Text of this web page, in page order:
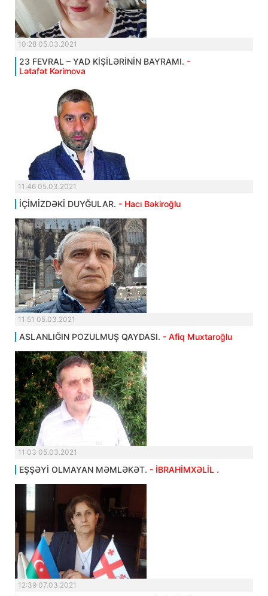
10:28 05.03.2021
23 FEVRAL – YAD KİŞİLƏRİNİN BAYRAMI. -
Lətafət Kərimova
11:46 05.03.2021
İÇİMİZDƏKİ DUYĞULAR. - Hacı Bəkiroğlu
11:51 05.03.2021
ASLANLIĞIN POZULMUŞ QAYDASI. - Afiq Muxtaroğlu
11:03 05.03.2021
EŞŞƏYİ OLMAYAN MƏMLƏKƏT. - İBRAHİMXƏLİL .
12:39 07.03.2021